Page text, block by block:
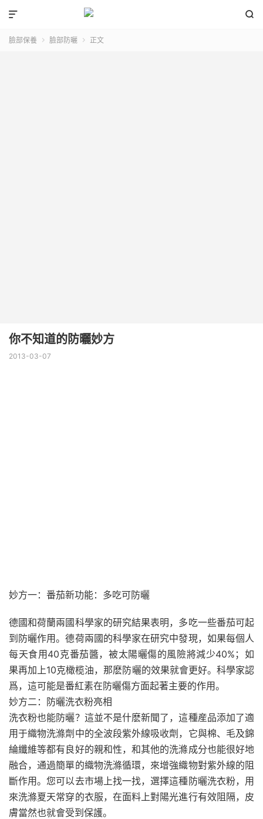


臉部保養  臉部防曬  正文
你不知道的防曬妙方
2013-03-07
妙方一：番茄新功能：多吃可防曬
德國和荷蘭兩國科學家的研究結果表明，多吃一些番茄可起
到防曬作用。德荷兩國的科學家在研究中發現，如果每個人
每天食用40克番茄醬，被太陽曬傷的風險將減少40%；如
果再加上10克橄榄油，那麽防曬的效果就會更好。科學家認
爲，這可能是番紅素在防曬傷方面起著主要的作用。
妙方二：防曬洗衣粉亮相
洗衣粉也能防曬？這並不是什麽新聞了，這種産品添加了適
用于織物洗滌劑中的全波段紫外線吸收劑，它與棉、毛及錦
綸纖維等都有良好的親和性，和其他的洗滌成分也能很好地
融合，通過簡單的織物洗滌循環，來增強織物對紫外線的阻
斷作用。您可以去市場上找一找，選擇這種防曬洗衣粉，用
來洗滌夏天常穿的衣服，在面料上對陽光進行有效阻隔，皮
膚當然也就會受到保護。